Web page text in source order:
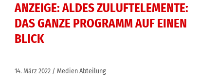
ANZEIGE: ALDES ZULUFTELEMENTE:
DAS GANZE PROGRAMM AUF EINEN
BLICK
14. März 2022 Medien Abteilung